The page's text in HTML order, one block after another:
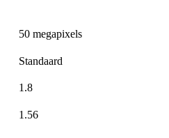
50 megapixels
Standaard
1.8
1.56